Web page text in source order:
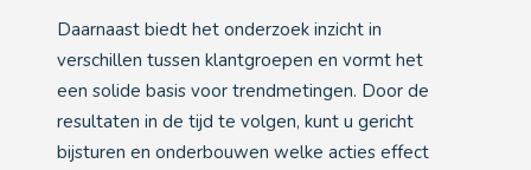
Daarnaast biedt het onderzoek inzicht in
verschillen tussen klantgroepen en vormt het
een solide basis voor trendmetingen. Door de
resultaten in de tijd te volgen, kunt u gericht
bijsturen en onderbouwen welke acties effect